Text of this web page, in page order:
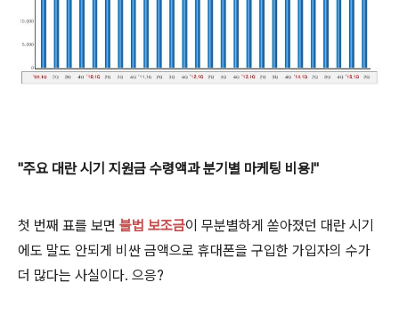
"주요 대란 시기 지원금 수령액과 분기별 마케팅 비용!"
첫 번째 표를 보면 불법 보조금이 무분별하게 쏟아졌던 대란 시기
에도 말도 안되게 비싼 금액으로 휴대폰을 구입한 가입자의 수가
더 많다는 사실이다. 으응?